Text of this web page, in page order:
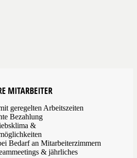
MITARBEITER
geregelten Arbeitszeiten
Bezahlung
&
Bedarf an Mitarbeiterzimmern
& jährliches